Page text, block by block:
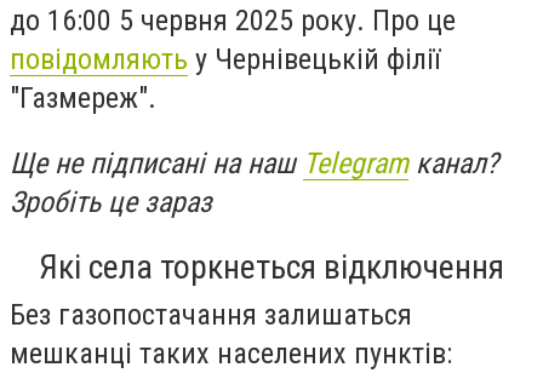
до 16:00 5 червня 2025 року. Про це
повідомляють у Чернівецькій філії
"Газмереж".
Ще не підписані на наш Telegramканал?
Зробіть це зараз
Які села торкнеться відключення
Без газопостачання залишаться
мешканці таких населених пунктів: